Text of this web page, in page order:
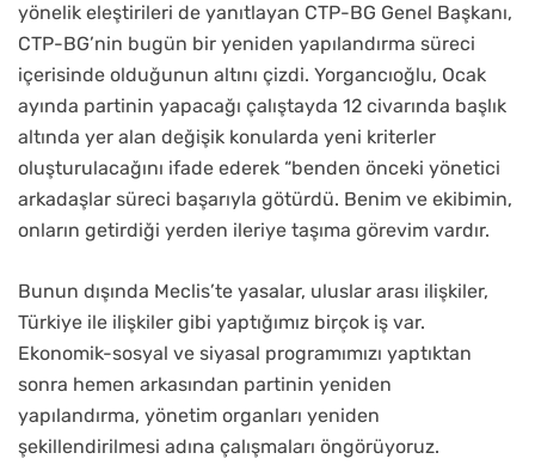
yönelik eleştirileri de yanıtlayan CTP-BG Genel Başkanı,
CTP-BG’nin bugün bir yeniden yapılandırma süreci
içerisinde olduğunun altını çizdi. Yorgancıoğlu, Ocak
ayında partinin yapacağı çalıştayda 12 civarında başlık
altında yer alan değişik konularda yeni kriterler
oluşturulacağını ifade ederek “benden önceki yönetici
arkadaşlar süreci başarıyla götürdü. Benim ve ekibimin,
onların getirdiği yerden ileriye taşıma görevim vardır.
Bunun dışında Meclis’te yasalar, uluslar arası ilişkiler,
Türkiye ile ilişkiler gibi yaptığımız birçok iş var.
Ekonomik-sosyal ve siyasal programımızı yaptıktan
sonra hemen arkasından partinin yeniden
yapılandırma, yönetim organları yeniden
şekillendirilmesi adına çalışmaları öngörüyoruz.